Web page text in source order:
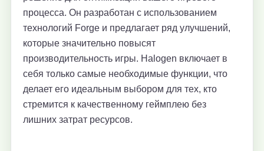
процесса. Он разработан с использованием
технологий Forge и предлагает ряд улучшений,
которые значительно повысят
производительность игры. Halogen включает в
себя только самые необходимые функции, что
делает его идеальным выбором для тех, кто
стремится к качественному геймплею без
лишних затрат ресурсов.